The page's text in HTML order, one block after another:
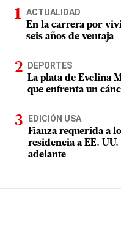
ACTUALIDAD
En la carrera por
seis años de ventaja
DEPORTES
La plata de Evelina
que enfrenta un
EDICIÓN USA
Fianza requerida a
residencia a EE.
adelante